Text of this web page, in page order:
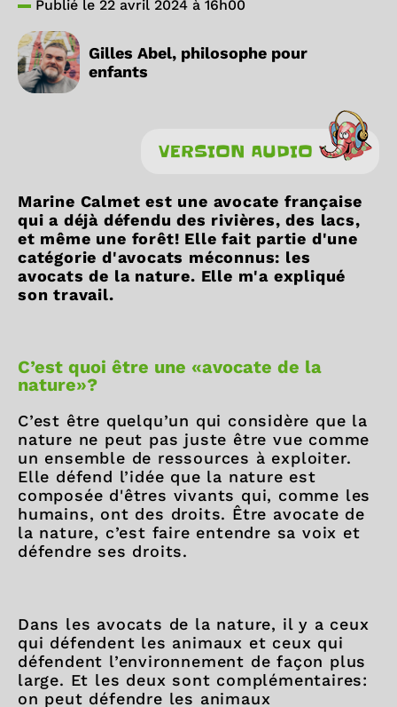
Publié le 22 avril 2024 à 16h00
Gilles Abel, philosophe pour
enfants
VERSION AUDIO
Marine Calmet est une avocate française
qui a déjà défendu des rivières, des lacs,
et même une forêt! Elle fait partie d'une
catégorie d'avocats méconnus: les
avocats de la nature. Elle m'a expliqué
son travail.
C’est quoi être une «avocate de la
nature»?
C’est être quelqu’un qui considère que la
nature ne peut pas juste être vue comme
un ensemble de ressources à exploiter.
Elle défend l’idée que la nature est
composée d'êtres vivants qui, comme les
humains, ont des droits. Être avocate de
la nature, c’est faire entendre sa voix et
défendre ses droits.
Dans les avocats de la nature, il y a ceux
qui défendent les animaux et ceux qui
défendent l’environnement de façon plus
large. Et les deux sont complémentaires:
on peut défendre les animaux